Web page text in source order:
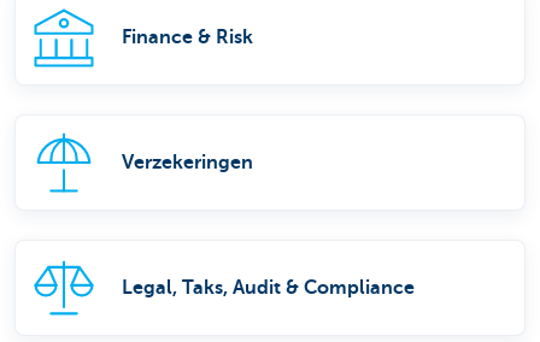
Finance & Risk
Verzekeringen
Legal, Taks, Audit & Compliance